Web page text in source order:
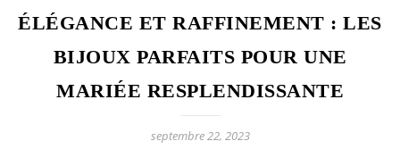
ÉLÉGANCE ET RAFFINEMENT : LES
BIJOUX PARFAITS POUR UNE
MARIÉE RESPLENDISSANTE
septembre 22, 2023